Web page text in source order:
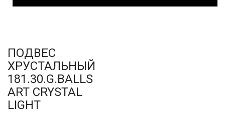
ПОДВЕС
ХРУСТАЛЬНЫЙ
181.30.G.BALLS
ART CRYSTAL
LIGHT